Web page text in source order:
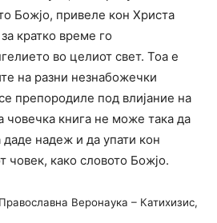
Божјо, привеле кон Христа
кратко време го
во целиот свет. Тоа е
на разни незнабожечки
препородиле под влијание на
човечка книга не може така да
надеж и да упати кон
човек, како словото Божјо.
Веронаука – Катихизис,